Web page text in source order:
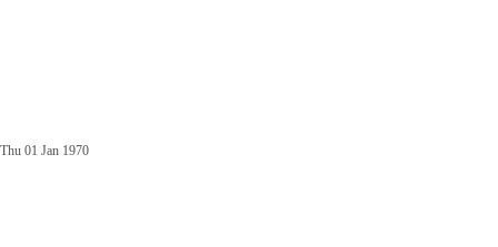
Thu 01 Jan 1970